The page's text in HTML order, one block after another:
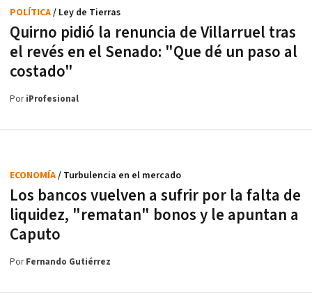
Quirno pidió la renuncia de Villarruel tras
el revés en el Senado: "Que dé un paso al
costado"
POLÍTICA/ Ley de Tierras
PoriProfesional
Los bancos vuelven a sufrir por la falta de
liquidez, "rematan" bonos y le apuntan a
Caputo
ECONOMÍA/ Turbulencia en el mercado
PorFernando Gutiérrez